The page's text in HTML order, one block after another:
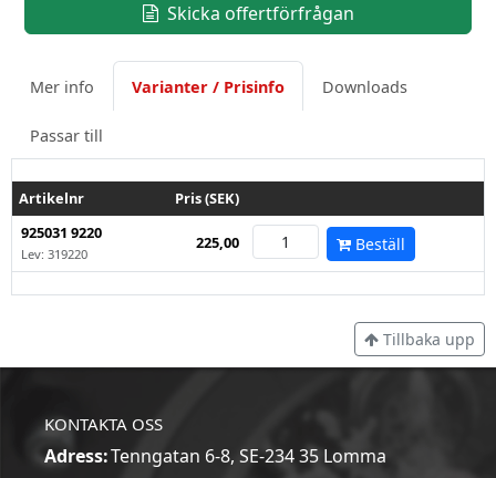
Skicka offertförfrågan
Mer info Varianter / Prisinfo Downloads
Passar till
Artikelnr
Pris (SEK)
925031 9220
Lev: 319220
225,00 Beställ
Tillbaka upp
KONTAKTA OSS
Adress:Tenngatan 6-8, SE-234 35 Lomma